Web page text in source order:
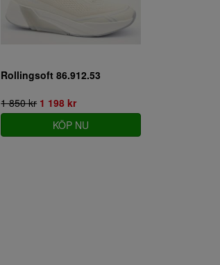
Rollingsoft 86.912.53
1 850 kr 1 198 kr
KÖP NU